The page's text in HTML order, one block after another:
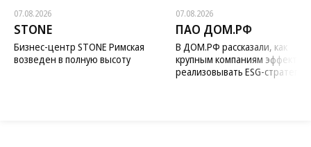
07.08.2026
STONE
Бизнес-центр STONE Римская
возведен в полную высоту
07.08.2026
ПАО ДОМ.РФ
В ДОМ.РФ рассказали, как
крупным компаниям
реализовывать ESG-стратегию